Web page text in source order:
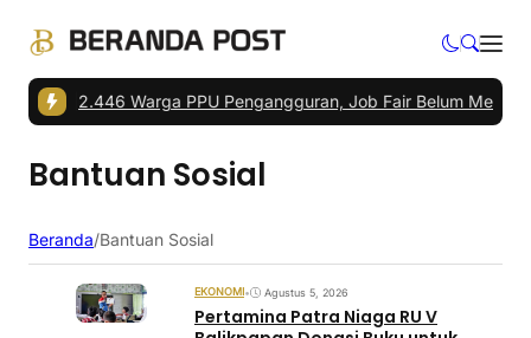
| 2.446 Warga PPU Pengangguran, Job Fair Belum Menjawab
Bantuan Sosial
Beranda/Bantuan Sosial
EKONOMI• Agustus 5, 2026
Pertamina Patra Niaga RU V